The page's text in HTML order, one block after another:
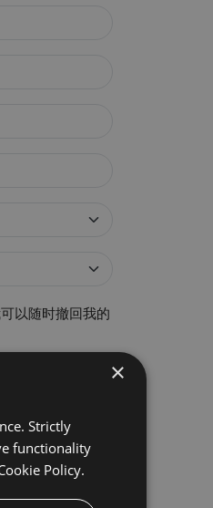
以随时撤回我的
共享您的数据的
×
Strictly
functionality
Policy.